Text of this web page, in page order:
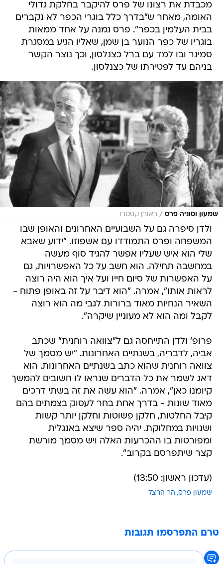
מכבדת את רצונו של פרס להיקבר בחלקת גדולי
האומה, מאחר ש"בדרך כלל בוגרי הכפר לא נקברים
בבית העלמין בכפר". פרס נמנה על אחד ממאות
בוגריו של כפר הנוער בן שמן, שאליו הגיע במסגרת
סמינר ובו למד עם ברל כצנלסון, וכך נוצר הקשר
בניהם עד לפטירתו של כצנלסון.
שמעון וסוניה פרס / ראובן קסטרו
ולדן סיפרה גם על השבועיים האחרונים והאופן שבו
המשפחה ופרס התמודדו עם אשפוזו. "ידוע שאבא
שלי הוא איש שעליו אפשר להגיד סוף מעשה
במחשבה תחילה. הוא חשב על כל האפשרויות, גם
על האפשרות של סיום חייו ועל איך הוא היה רוצה
לראות אותו", אמרה. "הוא דיבר על זה באופן פתוח -
השאיר הנחיות מאוד ברורות לגבי מה הוא רוצה
לקבל ומה הוא לא מעוניין שיקרה".
פרופ' ולדן התייחסה גם ל"צוואה רוחנית" שכתב
אביה, לדבריה, בשנתיים האחרונות. "יש מסמך של
צוואה רוחנית שהוא כתב בשנתיים האחרונות. הוא
דאג לשמר את כל הדברים שנראו לו חשובים להמשך
קיומנו כאן", אמרה. "הוא עשה את זה בשתי דרכים
מאוד שונות - בדרך אחת בחר לעסוק בצמתים בהם
קיבל החלטות, חלקן פשוטות וחלקן יותר קשות
ושנויות במחלוקת. יהיה ספר שיצא באנגלית
ומפורטות בו ההכרעות האלה ויש מסמך מורשת
קצר שיתפרסם בקרוב".
(עדכון ראשון: 13:50)
שמעון פרס הר הרצל
טרם התפרסמו תגובות